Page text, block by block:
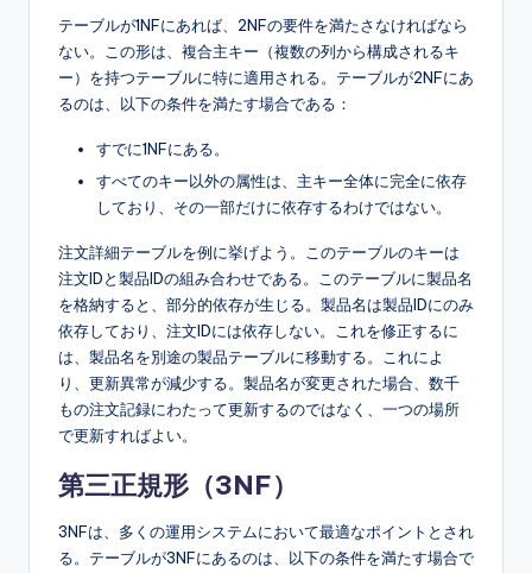
テーブルが1NFにあれば、2NFの要件を満たさなければなら
ない。この形は、複合主キー（複数の列から構成されるキ
ー）を持つテーブルに特に適用される。テーブルが2NFにあ
るのは、以下の条件を満たす場合である：
すでに1NFにある。
すべてのキー以外の属性は、主キー全体に完全に依存
しており、その一部だけに依存するわけではない。
注文詳細テーブルを例に挙げよう。このテーブルのキーは
注文IDと製品IDの組み合わせである。このテーブルに製品名
を格納すると、部分的依存が生じる。製品名は製品IDにのみ
依存しており、注文IDには依存しない。これを修正するに
は、製品名を別途の製品テーブルに移動する。これによ
り、更新異常が減少する。製品名が変更された場合、数千
もの注文記録にわたって更新するのではなく、一つの場所
で更新すればよい。
第三正規形（3NF）
3NFは、多くの運用システムにおいて最適なポイントとされ
る。テーブルが3NFにあるのは、以下の条件を満たす場合で